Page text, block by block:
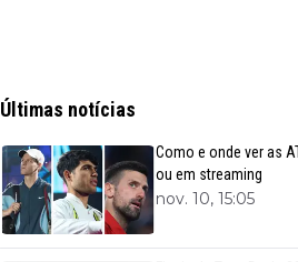
Últimas notícias
Como e onde ver as
ou em streaming
nov. 10, 15:05